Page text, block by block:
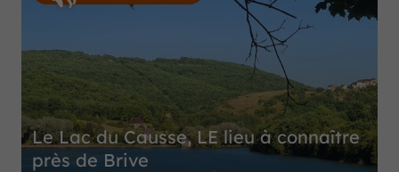
Le Lac du Causse, LE lieu à connaître
près de Brive